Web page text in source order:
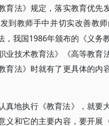
育法》规定，落实教育优先
到教师手中并切实改善教
，我国 1986年颁布的《义务
业技术教育法》《高等教育
育法》时就有了更具体的内
真地执行《教育法》，就要
义和它的主要内容，要开展